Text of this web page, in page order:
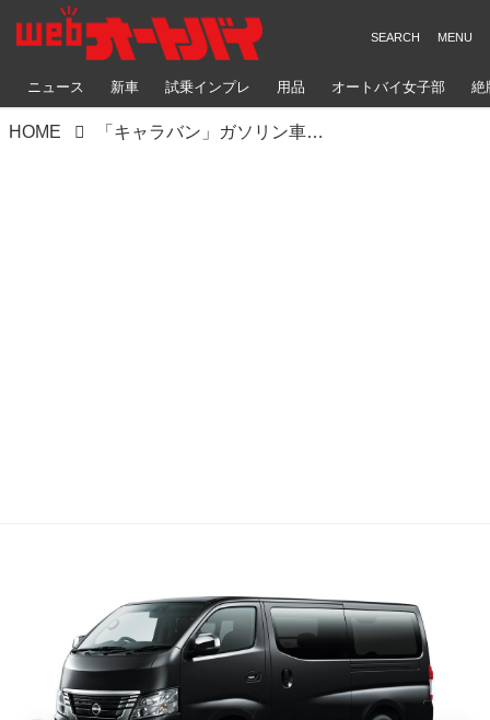
ニュース 新車 試乗インプレ 用品 オートバイ女子部 絶
HOME 「キャラバン」ガソリン車がマイナーチェンジ、7速AT採用や傷に強い特殊塗装でもっとトランポにマッチ